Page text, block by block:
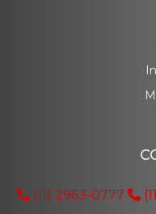
(11) 2963-0777